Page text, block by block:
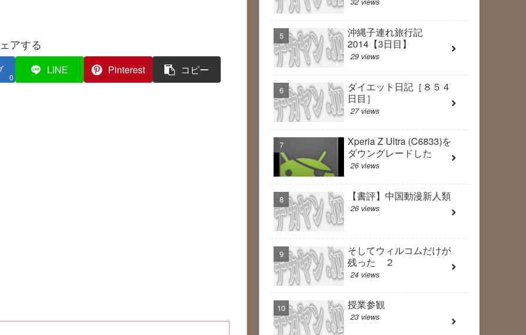
アする
0
LINE Pinterest コピー
沖縄子連れ旅行記
2014【3日目】
29 views
ダイエット日記［８５４
日目］
27 views
Xperia Z Ultra (C6833)を
ダウングレードした
26 views
【書評】中国動漫新人類
26 views
そしてウィルコムだけが
残った ２
24 views
授業参観
23 views